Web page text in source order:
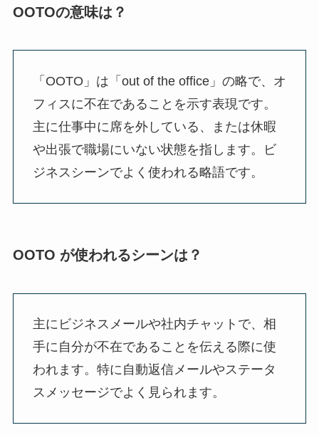
OOTOの意味は？
「OOTO」は「out of the office」の略で、オ
フィスに不在であることを示す表現です。
主に仕事中に席を外している、または休暇
や出張で職場にいない状態を指します。ビ
ジネスシーンでよく使われる略語です。
OOTO が使われるシーンは？
主にビジネスメールや社内チャットで、相
手に自分が不在であることを伝える際に使
われます。特に自動返信メールやステータ
スメッセージでよく見られます。